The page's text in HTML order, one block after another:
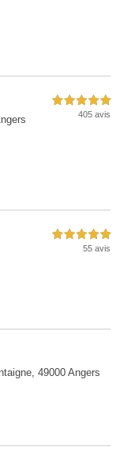
5,0 étoiles sur 5
405 avis
5,0 étoiles sur 5
55 avis
49000 Angers